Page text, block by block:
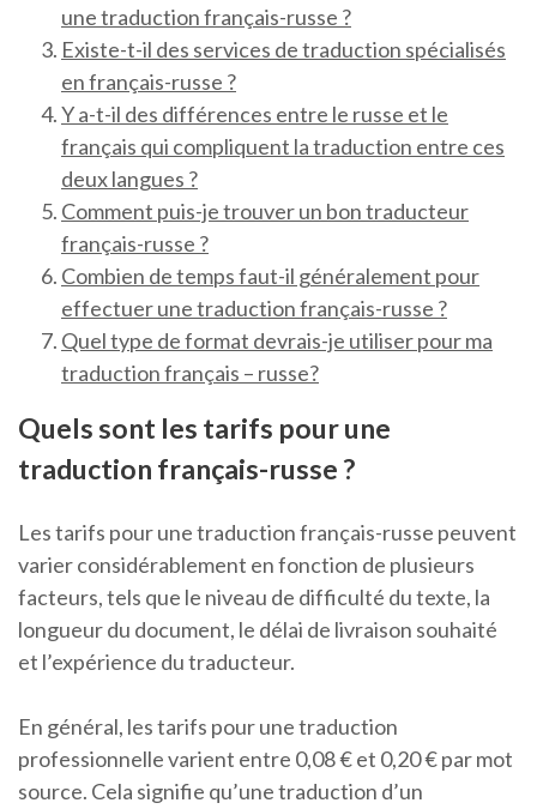
une traduction français-russe ?
Existe-t-il des services de traduction spécialisés
en français-russe ?
Y a-t-il des différences entre le russe et le
français qui compliquent la traduction entre ces
deux langues ?
Comment puis-je trouver un bon traducteur
français-russe ?
Combien de temps faut-il généralement pour
effectuer une traduction français-russe ?
Quel type de format devrais-je utiliser pour ma
traduction français – russe?
Quels sont les tarifs pour une
traduction français-russe ?
Les tarifs pour une traduction français-russe peuvent
varier considérablement en fonction de plusieurs
facteurs, tels que le niveau de difficulté du texte, la
longueur du document, le délai de livraison souhaité
et l’expérience du traducteur.
En général, les tarifs pour une traduction
professionnelle varient entre 0,08 € et 0,20 € par mot
source. Cela signifie qu’une traduction d’un